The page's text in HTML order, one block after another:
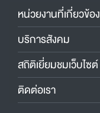
หน่วยงานที่เกี่ยวข้อง
บริการสังคม
สถิติเยี่ยมชมเว็บไซต์
ติดต่อเรา